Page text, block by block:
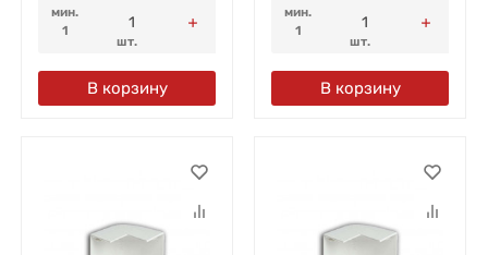
мин.
1
шт.
В корзину
мин.
1
шт.
В корзину